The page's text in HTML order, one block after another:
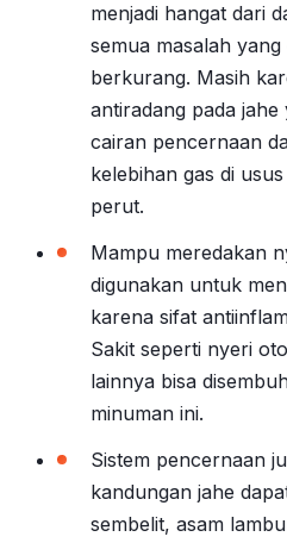
menjadi hangat dari
semua masalah
berkurang. Masih
antiradang pada
cairan pencernaan
kelebihan gas di
perut.
Mampu meredakan
digunakan untuk
karena sifat
Sakit seperti nyeri
lainnya bisa
minuman ini.
Sistem pencernaan
kandungan jahe
sembelit, asam